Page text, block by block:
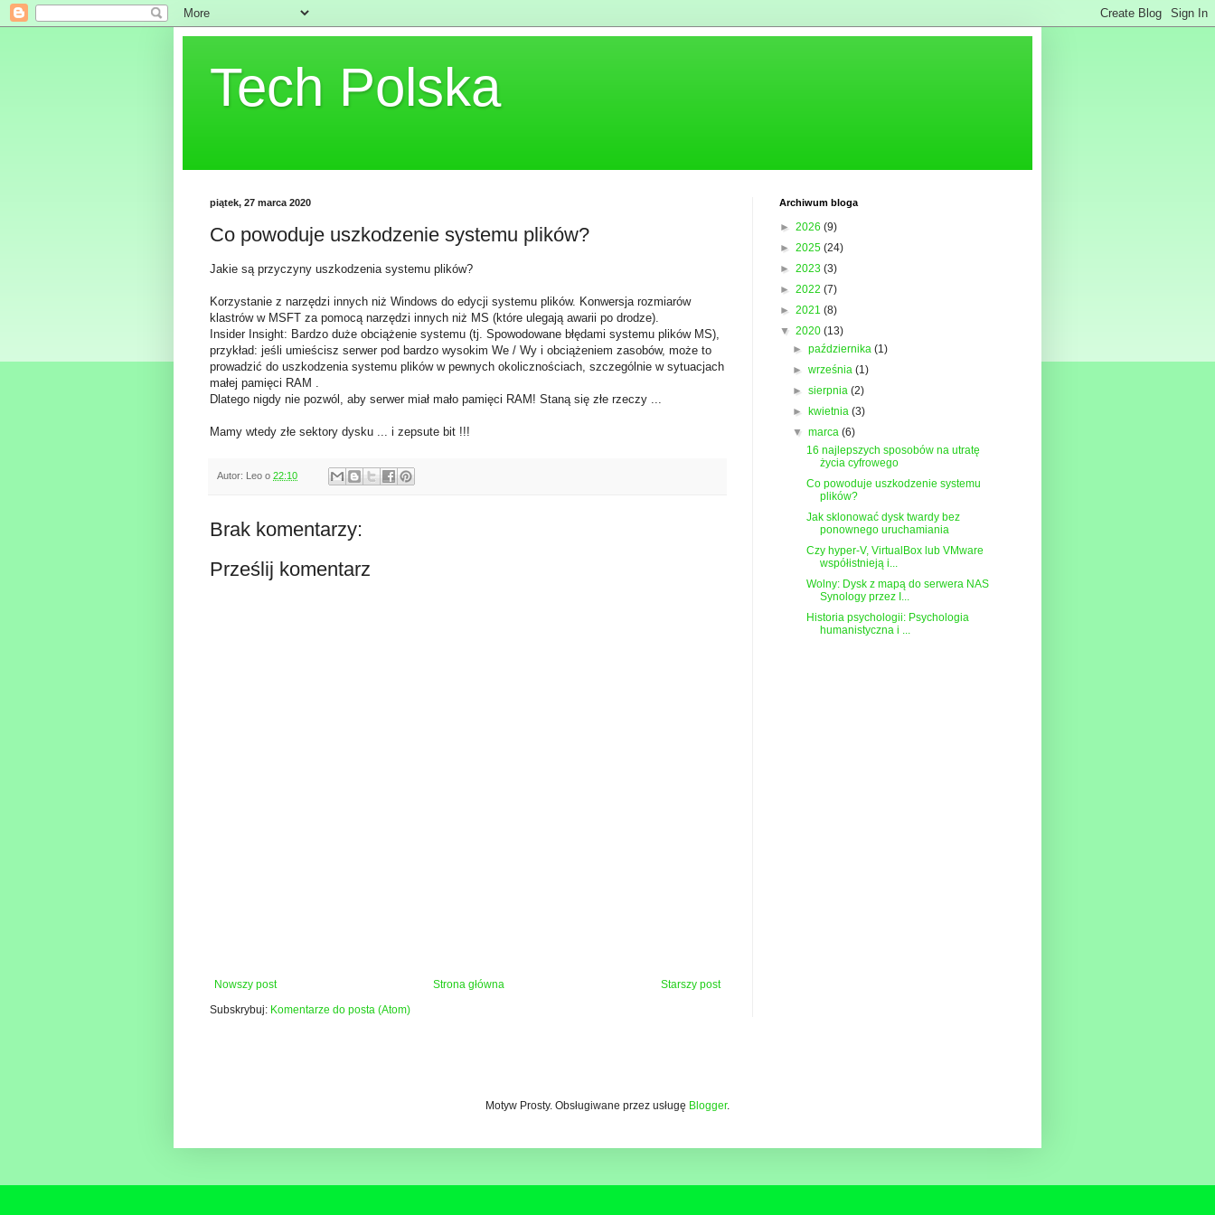
Tech Polska
piątek, 27 marca 2020
Co powoduje uszkodzenie systemu plików?
Jakie są przyczyny uszkodzenia systemu plików?
Korzystanie z narzędzi innych niż Windows do edycji systemu plików. Konwersja rozmiarów
klastrów w MSFT za pomocą narzędzi innych niż MS (które ulegają awarii po drodze).
Insider Insight: Bardzo duże obciążenie systemu (tj. Spowodowane błędami systemu plików MS),
przykład: jeśli umieścisz serwer pod bardzo wysokim We / Wy i obciążeniem zasobów, może to
prowadzić do uszkodzenia systemu plików w pewnych okolicznościach, szczególnie w sytuacjach
małej pamięci RAM .
Dlatego nigdy nie pozwól, aby serwer miał mało pamięci RAM! Staną się złe rzeczy ...
Mamy wtedy złe sektory dysku ... i zepsute bit !!!
Autor: Leo o 22:10
Brak komentarzy:
Prześlij komentarz
Nowszy post Starszy post
Strona główna
Subskrybuj: Komentarze do posta (Atom)
Archiwum bloga
► 2026 (9)
► 2025 (24)
► 2023 (3)
► 2022 (7)
► 2021 (8)
▼ 2020 (13)
►października(1)
►września(1)
►sierpnia(2)
►
kwietnia(3)
▼marca(6)
16 najlepszych sposobów na utratę
życia cyfrowego
Co powoduje uszkodzenie systemu
plików?
Jak sklonować dysk twardy bez
ponownego uruchamiania
Czy hyper-V, VirtualBox lub VMware
współistnieją i...
Wolny: Dysk z mapą do serwera NAS
Synology przez I...
Historia psychologii: Psychologia
humanistyczna i ...
Motyw Prosty. Obsługiwane przez usługę Blogger.